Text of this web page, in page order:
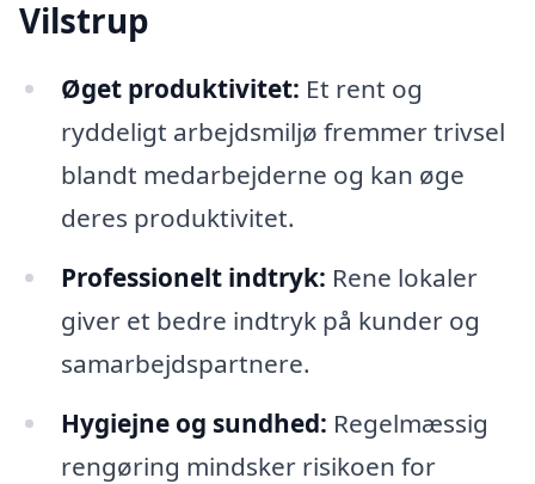
Vilstrup
Øget produktivitet: Et rent og
ryddeligt arbejdsmiljø fremmer trivsel
blandt medarbejderne og kan øge
deres produktivitet.
Professionelt indtryk: Rene lokaler
giver et bedre indtryk på kunder og
samarbejdspartnere.
Hygiejne og sundhed: Regelmæssig
rengøring mindsker risikoen for